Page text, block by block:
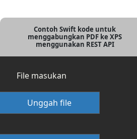
Contoh Swift kode untuk
menggabungkan PDF ke XPS
menggunakan REST API
File masukan
Unggah file